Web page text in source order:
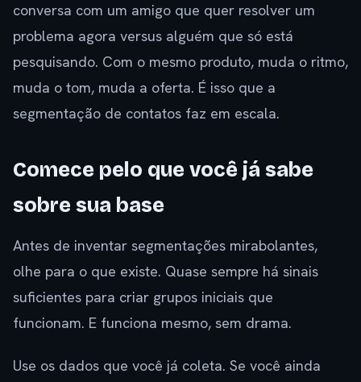
conversa com um amigo que quer resolver um
problema agora versus alguém que só está
pesquisando. Com o mesmo produto, muda o ritmo,
muda o tom, muda a oferta. É isso que a
segmentação de contatos faz em escala.
Comece pelo que você já sabe
sobre sua base
Antes de inventar segmentações mirabolantes,
olhe para o que existe. Quase sempre há sinais
suficientes para criar grupos iniciais que
funcionam. E funciona mesmo, sem drama.
Use os dados que você já coleta. Se você ainda